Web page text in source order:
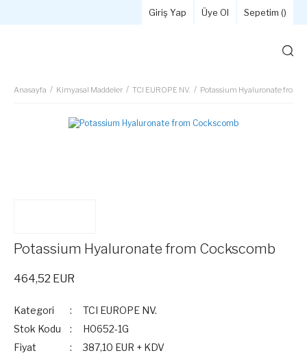
Giriş Yap Üye Ol Sepetim ()
Anasayfa Kimyasal Maddeler TCI EUROPE NV. Potassium Hyaluronate from
Potassium Hyaluronate from Cockscomb
464,52 EUR
Kategori
TCI EUROPE NV.
Stok Kodu
H0652-1G
Fiyat
387,10 EUR + KDV